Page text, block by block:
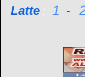
Latte : 1 -